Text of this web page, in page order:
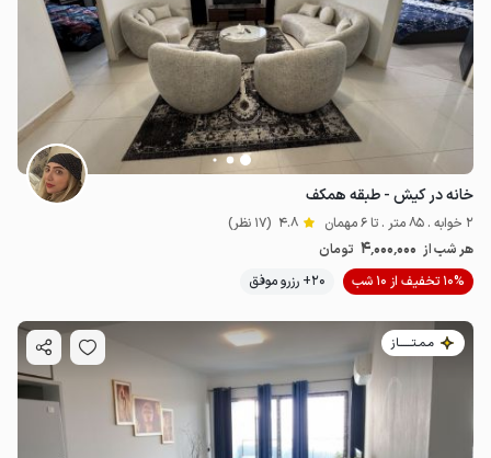
خانه در کیش - طبقه همکف
2 خوابه . 85 متر . تا 6 مهمان 4.8 (17 نظر)
هر شب از 4٬000٬000 تومان
10% تخفیف از 10 شب
20+ رزرو موفق
مـمـتــــــاز